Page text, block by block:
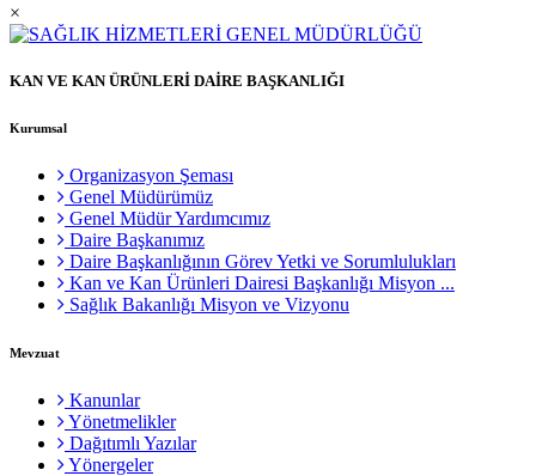
×
KAN VE KAN ÜRÜNLERİ DAİRE BAŞKANLIĞI
Kurumsal
Organizasyon Şeması
Genel Müdürümüz
Genel Müdür Yardımcımız
Daire Başkanımız
Daire Başkanlığının Görev Yetki ve Sorumlulukları
Kan ve Kan Ürünleri Dairesi Başkanlığı Misyon ...
Sağlık Bakanlığı Misyon ve Vizyonu
Mevzuat
Kanunlar
Yönetmelikler
Dağıtımlı Yazılar
Yönergeler